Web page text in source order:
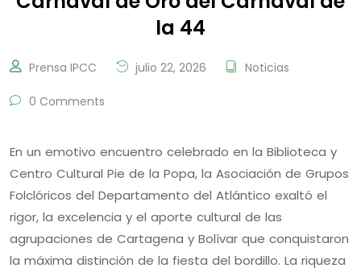
la 44
Prensa IPCC julio 22, 2026 Noticias
0 Comments
En un emotivo encuentro celebrado en la Biblioteca y
Centro Cultural Pie de la Popa, la Asociación de Grupos
Folclóricos del Departamento del Atlántico exaltó el
rigor, la excelencia y el aporte cultural de las
agrupaciones de Cartagena y Bolívar que conquistaron
la máxima distinción de la fiesta del bordillo. La riqueza